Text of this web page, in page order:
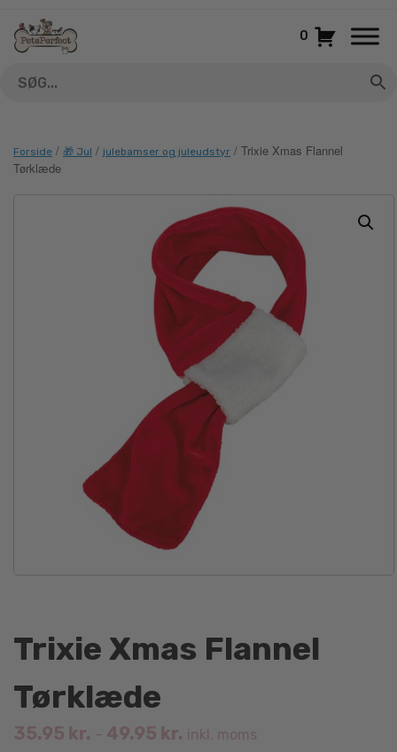
indhold
0
Forside / 🎁 Jul / julebamser og juleudstyr / Trixie Xmas Flannel
Tørklæde
Trixie Xmas Flannel
Tørklæde
35.95 kr. – 49.95 kr. inkl. moms